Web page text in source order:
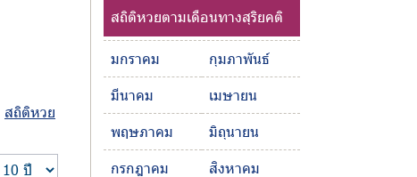
สถิติหวย
สถิติหวยตามเดือนทางสุริยคติ
มกราคม
กุมภาพันธ์
มีนาคม
เมษายน
พฤษภาคม
มิถุนายน
กรกฎาคม
สิงหาคม